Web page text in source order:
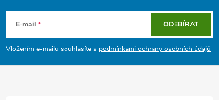
p
a
E-mail
Vložením e-mailu souhlasíte s podmínkami ochrany osobních údajů
ODEBÍRAT